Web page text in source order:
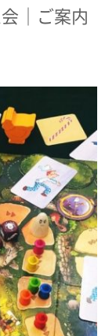
｜ご案内